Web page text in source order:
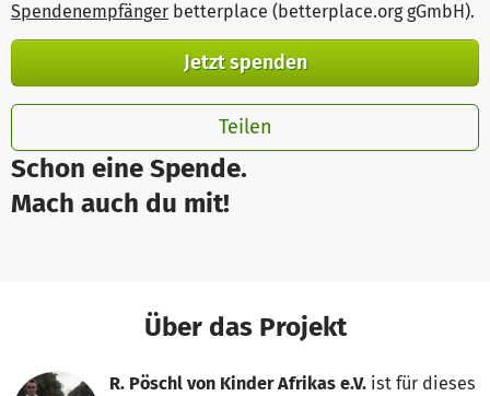
Schon eine Spende.
Mach auch du mit!
Spendenempfänger betterplace (betterplace.org gGmbH).
Jetzt spenden
Teilen
Über das Projekt
R. Pöschl von Kinder Afrikas e.V. ist für dieses